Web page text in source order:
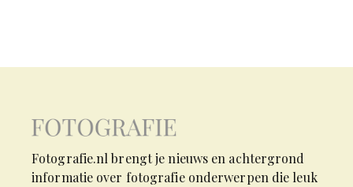
Fotografie.nl brengt je nieuws en achtergrond
informatie over fotografie onderwerpen die leuk